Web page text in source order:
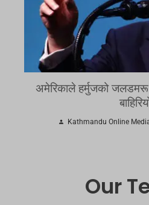
अमेरिकाले हर्मुजको जलडमरू
Kathmandu Online
Our